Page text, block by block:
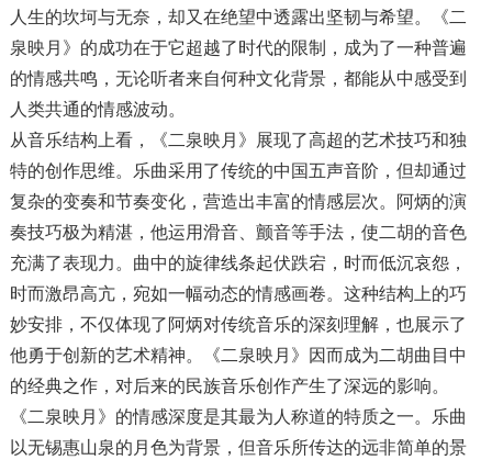
人生的坎坷与无奈，却又在绝望中透露出坚韧与希望。《二
泉映月》的成功在于它超越了时代的限制，成为了一种普遍
的情感共鸣，无论听者来自何种文化背景，都能从中感受到
人类共通的情感波动。
从音乐结构上看，《二泉映月》展现了高超的艺术技巧和独
特的创作思维。乐曲采用了传统的中国五声音阶，但却通过
复杂的变奏和节奏变化，营造出丰富的情感层次。阿炳的演
奏技巧极为精湛，他运用滑音、颤音等手法，使二胡的音色
充满了表现力。曲中的旋律线条起伏跌宕，时而低沉哀怨，
时而激昂高亢，宛如一幅动态的情感画卷。这种结构上的巧
妙安排，不仅体现了阿炳对传统音乐的深刻理解，也展示了
他勇于创新的艺术精神。《二泉映月》因而成为二胡曲目中
的经典之作，对后来的民族音乐创作产生了深远的影响。
《二泉映月》的情感深度是其最为人称道的特质之一。乐曲
以无锡惠山泉的月色为背景，但音乐所传达的远非简单的景